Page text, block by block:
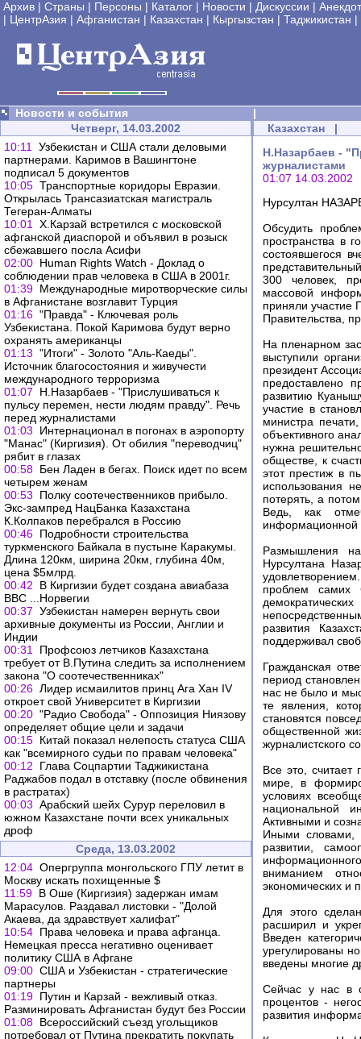
Архив | Страны | Персоны | Каталог | Новости | Дискуссии |
| ЦентрАзия | Афганистан | Казахстан | Кыргызстан | Таджикистан |
Новости и события
|
Четверг, 14.03.2002
10:11
Узбекистан и США стали деловыми
партнерами. Каримов в Вашингтоне
подписал 5 документов
10:05 Транспортные коридоры Евразии.
Открылась Трансазиатская магистраль
Тегеран-Алматы
10:01
Х.Карзай встретился с московской
афганской диаспорой и объявил в розыск
сбежавшего посла Асифи
02:00 Human Rights Watch - Доклад о
соблюдении прав человека в США в 2001г.
01:39 Международные миротворческие силы
в Афганистане возглавит Турция
01:16 "Правда" - Ключевая роль
Узбекистана. Покой Каримова будут верно
охранять американцы
01:13 "Итоги" - Золото "Аль-Каеды".
Источник благосостояния и живучести
международного терроризма
01:07
Н.Назарбаев - "Прислушиваться к
пульсу перемен, нести людям правду". Речь
перед журналистами
01:03
Интернационал в погонах в аэропорту
"Манас" (Киргизия). От обилия "переводчиц"
рябит в глазах
00:58 Бен Ладен в бегах. Поиск идет по всем
четырем женам
00:53
Полку соотечественников прибыло.
Экс-зампред НацБанка Казахстана
К.Колпаков перебрался в Россию
00:46 Подробности строительства
туркменского Байкала в пустыне Каракумы.
Длина 120км, ширина 20км, глубина 40м,
цена $5млрд.
00:42
В Киргизии будет создана авиабаза
ВВС ...Норвегии
00:37 Узбекистан намерен вернуть свои
архивные документы из России, Англии и
Индии
00:31
Профсоюз летчиков Казахстана
требует от В.Путина следить за исполнением
закона "О соотечественниках"
00:26 Лидер исмаилитов принц Ага Хан IV
откроет свой Университет в Киргизии
00:20 "Радио Свобода" - Оппозиция Ниязову
определяет общие цели и задачи
00:15 Китай показал нелепость статуса США
как "всемирного судьи по правам человека"
00:12
Глава Соцпартии Таджикистана
Раджабов подал в отставку (после обвинения
в растратах)
00:03 Арабский шейх Сурур переловил в
южном Казахстане почти всех уникальных
дроф
Среда, 13.03.2002
12:04 Опергруппа монгольского ГПУ летит в
Москву искать похищенные $
11:59 В Оше (Киргизия) задержан имам
Марасулов. Раздавал листовки - "Долой
Акаева, да здравствует халифат"
10:54 Права человека и права афганца.
Немецкая пресса негативно оценивает
политику США в Афгане
09:00 США и Узбекистан - стратегические
партнеры
01:19 Путин и Карзай - вежливый отказ.
Разминировать Афганистан будут без России
01:08 Всероссийский съезд угольщиков
потребовал от Путина прекратить покупать
Казахстан |
Н.Назарбаев -
журналистами
01:07 14.03.2002
Нурсултан
Обсудить
пространства в
состоявшегося
300 человек,
массовой
приняли участие
Правительства,
На пленарном
выступили
президент
предоставлено
развитию
участие в
министра
объективного
нужна
обществе, к
этот престиж в
использования
потерять, а
Ведь, как
информационной
Размышления
Нурсултана
проблем
развития
поддерживал
Гражданская
период
нас не было и
те явления,
становятся
общественной
журналистского
Все это, считает
мире, в
условиях
национальной
Активными и
Иными словами,
развитии,
вниманием
экономических и
Для этого
расширил и
Введен
урегулированы
введены многие
Сейчас у нас в
процентов -
развития